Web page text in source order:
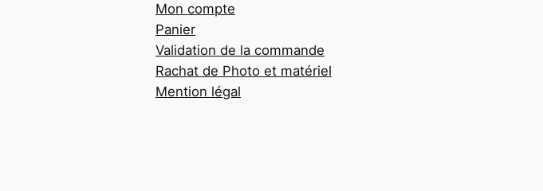
Mon compte
Panier
Validation de la commande
Rachat de Photo et matériel
Mention légal